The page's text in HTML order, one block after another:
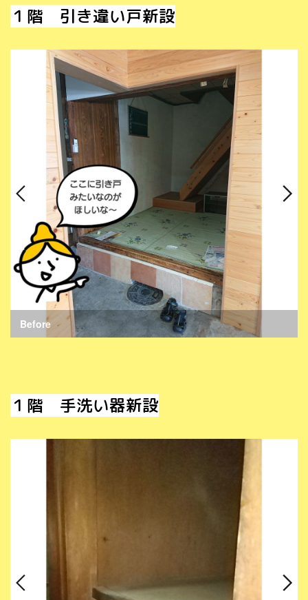
１階 引き違い戸新設
Before
１階 手洗い器新設